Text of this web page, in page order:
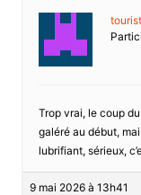
Trop vrai, le coup du
galéré au début,
lubrifiant, sérieux,
9 mai 2026 à 13h41